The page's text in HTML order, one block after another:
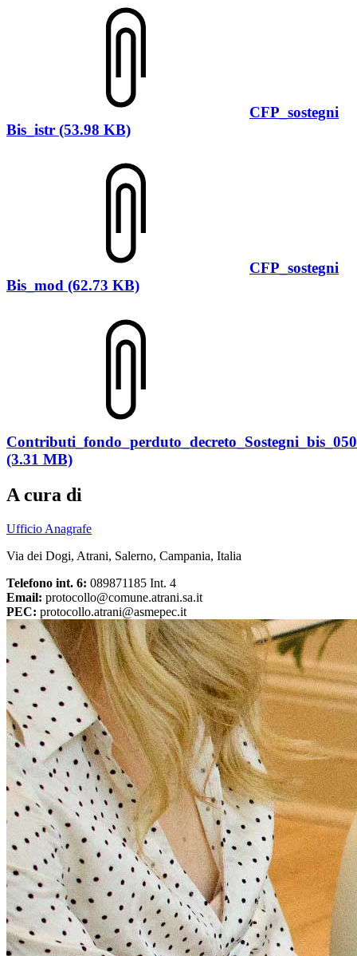
CFP_sostegni
Bis_istr (53.98 KB)
CFP_sostegni
Bis_mod (62.73 KB)
(3.31 MB)
A cura di
Ufficio Anagrafe
Via dei Dogi, Atrani, Salerno, Campania, Italia
Telefono int. 6: 089871185 Int. 4
Email: protocollo@comune.atrani.sa.it
PEC: protocollo.atrani@asmepec.it